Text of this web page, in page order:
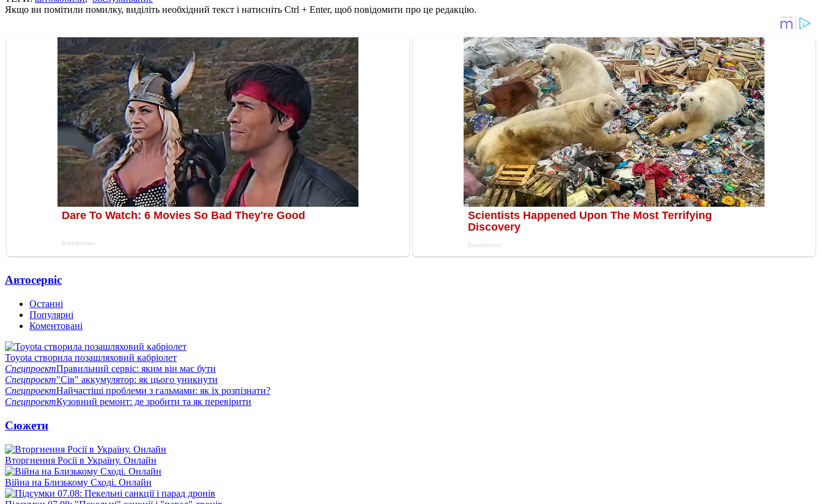
Якщо ви помітили помилку, виділіть необхідний текст і натисніть Ctrl + Enter, щоб повідомити про це редакцію.
Автосервіс
Останні
Популярні
Коментовані
Toyota створила позашляховий кабріолет
СпецпроектПравильний сервіс: яким він має бути
Спецпроект"Сів" аккумулятор: як цього уникнути
СпецпроектНайчастіші проблеми з гальмами: як їх розпізнати?
СпецпроектКузовний ремонт: де зробити та як перевірити
Сюжети
Вторгнення Росії в Україну. Онлайн
Війна на Близькому Сході. Онлайн